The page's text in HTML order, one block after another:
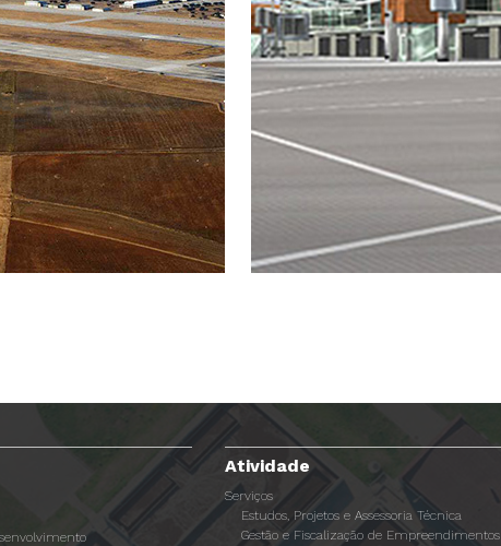
Atividade
Serviços
Estudos, Projetos e Assessoria Técnica
Gestão e Fiscalização de Empreendimentos